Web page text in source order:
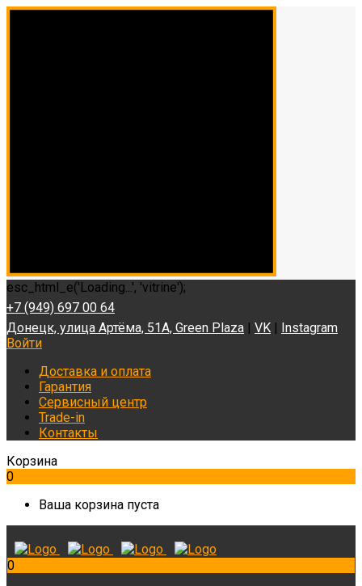
esc_html_e('Loading...', 'vitrine');
+7 (949) 697 00 64
Донецк, улица Артёма, 51А, Green Plaza | VK | Instagram
Войти
Доставка и оплата
Гарантия
Сервисный центр
Trade-in
Контакты
Корзина
0
Ваша корзина пуста
0